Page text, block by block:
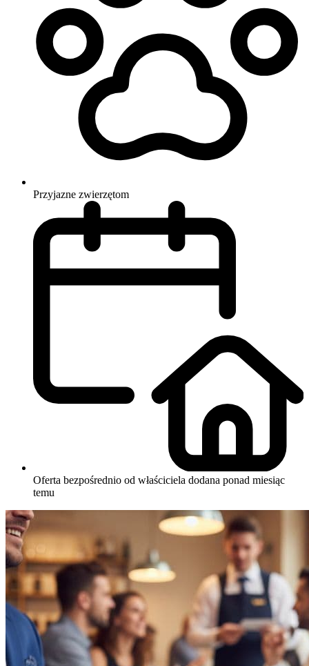
Przyjazne zwierzętom
Oferta bezpośrednio od właściciela dodana ponad miesiąc
temu